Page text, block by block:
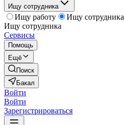
Ищу сотрудника
Ищу работу
Ищу сотрудника
Ищу сотрудника
Сервисы
Помощь
Ещё
Поиск
Бакал
Войти
Войти
Зарегистрироваться